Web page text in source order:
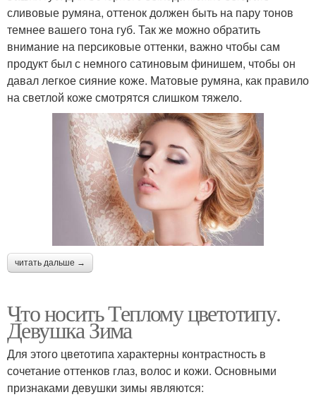
сливовые румяна, оттенок должен быть на пару тонов
темнее вашего тона губ. Так же можно обратить
внимание на персиковые оттенки, важно чтобы сам
продукт был с немного сатиновым финишем, чтобы он
давал легкое сияние коже. Матовые румяна, как правило
на светлой коже смотрятся слишком тяжело.
читать дальше →
Что носить Теплому цветотипу.
Девушка Зима
Для этого цветотипа характерны контрастность в
сочетание оттенков глаз, волос и кожи. Основными
признаками девушки зимы являются: